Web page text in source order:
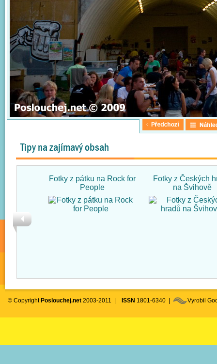
Tipy na zajímavý obsah
Fotky z pátku na Rock for
People
Fotky z Českých
na Švihově
© Copyright Poslouchej.net 2003-2011 | ISSN 1801-6340 | Vyrobil